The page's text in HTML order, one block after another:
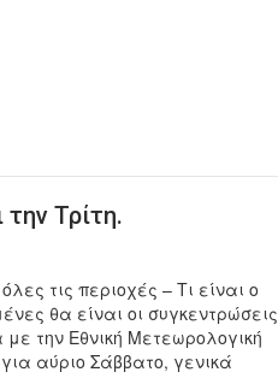
Τρίτη.
τις περιοχές – Τι είναι ο
θα είναι οι συγκεντρώσεις
την Εθνική Μετεωρολογική
αύριο Σάββατο, γενικά